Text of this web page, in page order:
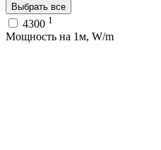
Выбрать все
4300 1
Мощность на 1м, W/m